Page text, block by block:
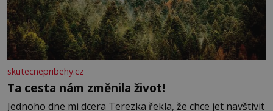
skutecnepribehy.cz
Ta cesta nám změnila život!
Jednoho dne mi dcera Terezka řekla, že chce jet navštívit